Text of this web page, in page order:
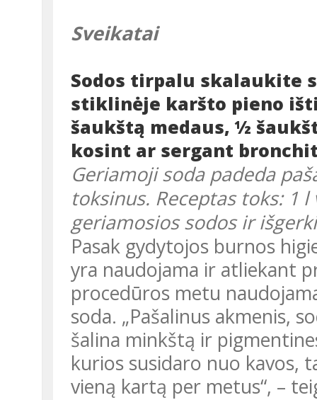
Sveikatai
Sodos tirpalu skalaukite
stiklinėje karšto pieno
šaukštą medaus, ½
kosint ar sergant
Geriamoji soda padeda
toksinus. Receptas toks: 1
geriamosios sodos ir
Pasak gydytojos burnos higienistės Odetos Žaltauskienės, soda
yra naudojama ir atliekant
procedūros metu
soda. „Pašalinus akmenis,
šalina minkštą ir
kurios susidaro nuo kavos,
vieną kartą per metus“, –